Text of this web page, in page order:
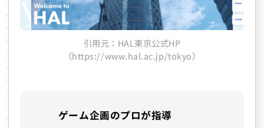
引用元：HAL東京公式HP
（https://www.hal.ac.jp/tokyo）
ゲーム企画のプロが指導